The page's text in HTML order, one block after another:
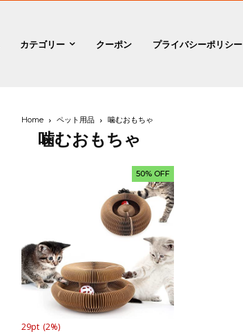
カテゴリー クーポン プライバシーポリシー
Home ペット用品 噛むおもちゃ
噛むおもちゃ
50% OFF
29pt (2%)